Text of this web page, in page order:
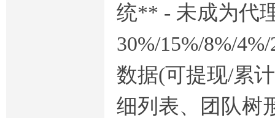
统** - 未成为代
30%/15%/8%/
数据(可提现/累
细列表、团队树